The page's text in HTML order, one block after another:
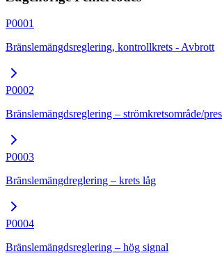
P0001
Bränslemängdsreglering, kontrollkrets - Avbrott
P0002
Bränslemängdsreglering – strömkretsområde/
P0003
Bränslemängdreglering – krets låg
P0004
Bränslemängdsreglering – hög signal